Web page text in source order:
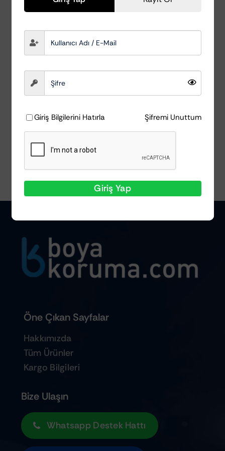
Insect & Dirt Remover
– Böcek ve Kir
Temizleyici 750 ml
Koch Chemie 866,62
Ayrıntılar
Öne Çıkan Sayfalar
Hakkımızda
Tüm Ürünler
Kargo Bilgileri
Bize Ulaşın
Whatsapp Destek Hattı
Giriş Bilgilerini Hatırla Şifremi Unuttum
Giriş Yap